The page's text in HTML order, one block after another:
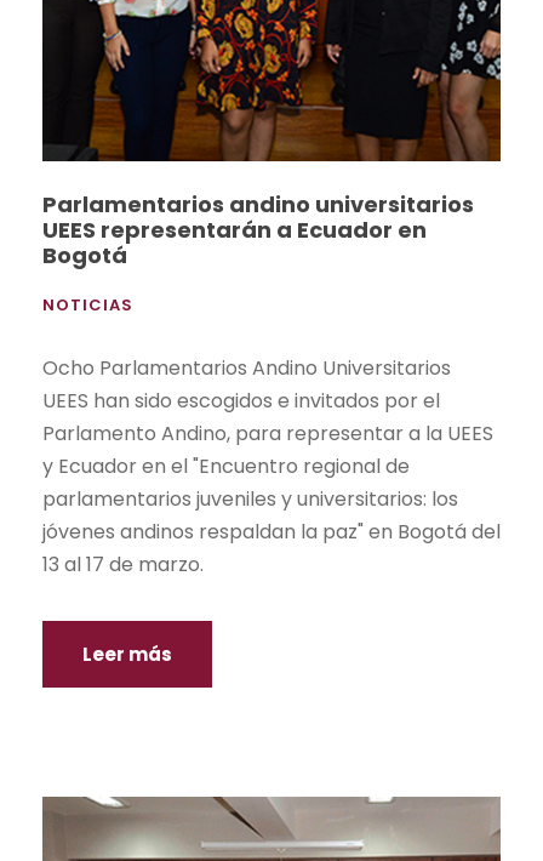
Parlamentarios andino universitarios
UEES representarán a Ecuador en
Bogotá
NOTICIAS
Ocho Parlamentarios Andino Universitarios
UEES han sido escogidos e invitados por el
Parlamento Andino, para representar a la UEES
y Ecuador en el "Encuentro regional de
parlamentarios juveniles y universitarios: los
jóvenes andinos respaldan la paz" en Bogotá del
13 al 17 de marzo.
Leer más